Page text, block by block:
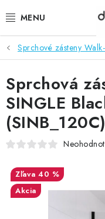
na
SPRCHOVÉ KÚTY
SPRCHOVÉ DVERE
BATÉRIE
VANE
KÚPEĽŇOVÝ NÁBYTOK
Sprchové zásteny
Sprchová
SINGLE
(SINB_120C)
40 %
Akcia